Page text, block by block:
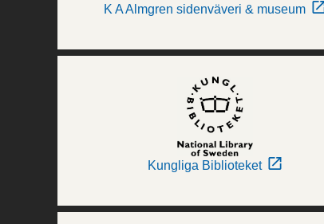
K A Almgren sidenväveri & museum
Kungliga Biblioteket